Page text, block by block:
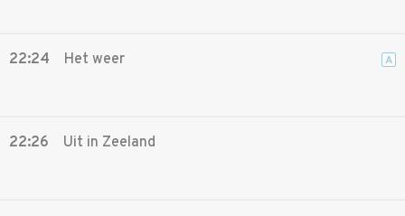
22:24 Het weer A
22:26 Uit in Zeeland